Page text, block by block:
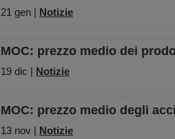
21 gen | Notizie
MOC: prezzo medio dei
19 dic | Notizie
MOC: prezzo medio degli
13 nov | Notizie